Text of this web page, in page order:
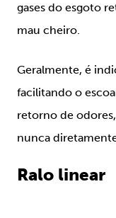
gases do esgoto
mau cheiro.
Geralmente, é
facilitando o
retorno de
nunca
Ralo linear